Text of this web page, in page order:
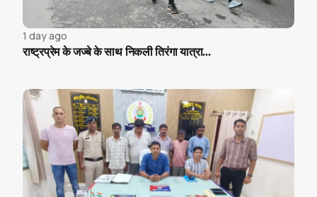
1 day ago
राष्ट्रप्रेम के जज्बे के साथ निकली तिरंगा यात्रा...